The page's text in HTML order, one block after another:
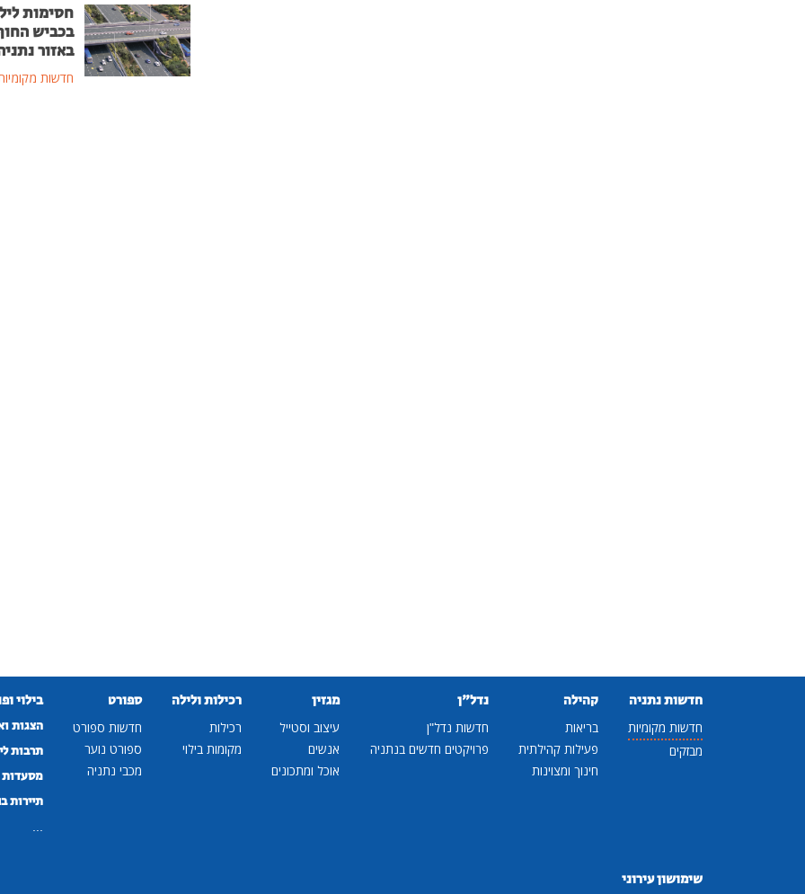
חסימות
בכביש
באזור
חדשות
חדשות נתניה
חדשות מקומיות
מבזקים
קהילה
בריאות
פעילות קהילתית
חינוך ומצוינות
נדל"ן
חדשות נדל"ן
פרויקטים חדשים בנתניה
מגזין
עיצוב וסטייל
אנשים
אוכל ומתכונים
רכילות ולילה
רכילות
מקומות בילוי
ספורט
חדשות ספורט
ספורט נוער
מכבי נתניה
בילוי
הצגות
תרבות
מסעדות
תיירות
שימושון עירוני